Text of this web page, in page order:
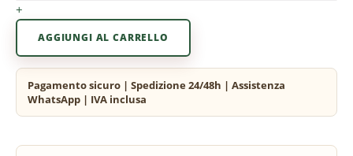
+
AGGIUNGI AL CARRELLO